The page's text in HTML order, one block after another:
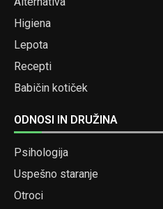
Higiena
Lepota
Recepti
Babičin kotiček
ODNOSI IN DRUŽINA
Psihologija
Uspešno staranje
Otroci